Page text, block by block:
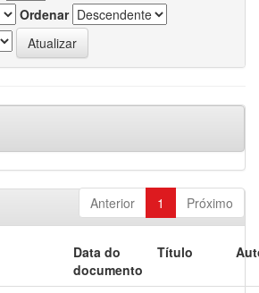
Ordenar
Anterior 1 Próximo
Data do
documento
Título